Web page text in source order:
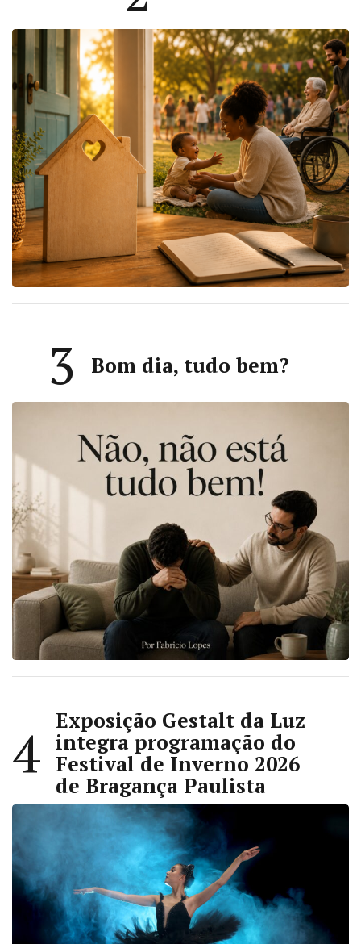
3 Bom dia, tudo bem?
4
Exposição Gestalt da Luz
integra programação do
Festival de Inverno 2026
de Bragança Paulista